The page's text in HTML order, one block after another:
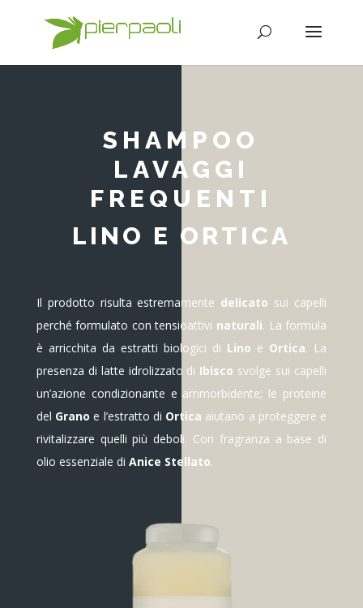
SHAMPOO
LAVAGGI
FREQUENTI
LINO E ORTICA
Il prodotto risulta estremamente delicato sui capelli
perché formulato con tensioattivi naturali. La formula
è arricchita da estratti biologici di Lino e Ortica. La
presenza di latte idrolizzato di Ibisco svolge sui capelli
un’azione condizionante e ammorbidente; le proteine
del Grano e l’estratto di Ortica aiutano a proteggere e
rivitalizzare quelli più deboli. Con fragranza a base di
olio essenziale di Anice Stellato.